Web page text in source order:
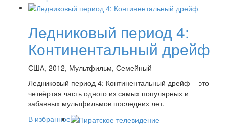
Ледниковый период 4:
Континентальный дрейф
США, 2012, Мультфильм, Семейный
Ледниковый период 4: Континентальный дрейф – это
четвёртая часть одного из самых популярных и
забавных мультфильмов последних лет.
В избранное